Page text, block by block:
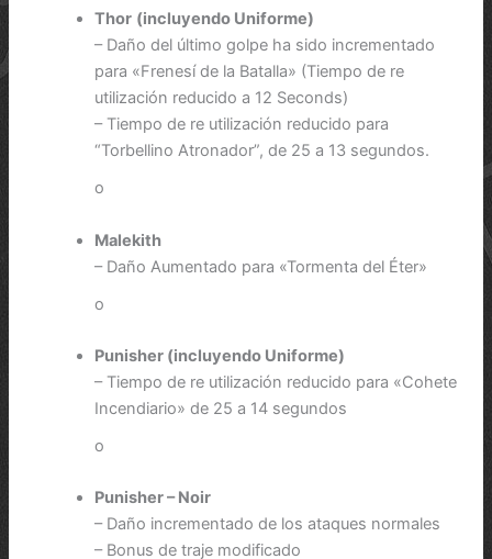
Thor (incluyendo Uniforme)
– Daño del último golpe ha sido incrementado
para «Frenesí de la Batalla» (Tiempo de re
utilización reducido a 12 Seconds)
– Tiempo de re utilización reducido para
“Torbellino Atronador”, de 25 a 13 segundos.
o
Malekith
– Daño Aumentado para «Tormenta del Éter»
o
Punisher (incluyendo Uniforme)
– Tiempo de re utilización reducido para «Cohete
Incendiario» de 25 a 14 segundos
o
Punisher – Noir
– Daño incrementado de los ataques normales
– Bonus de traje modificado